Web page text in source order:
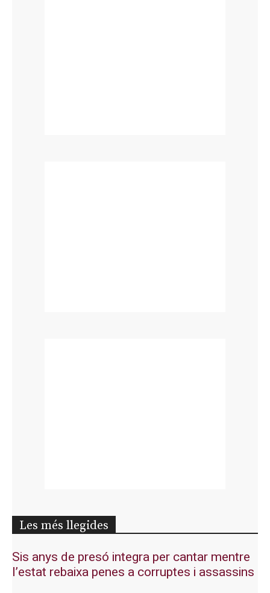
Les més llegides
Sis anys de presó integra per cantar mentre
l’estat rebaixa penes a corruptes i assassins